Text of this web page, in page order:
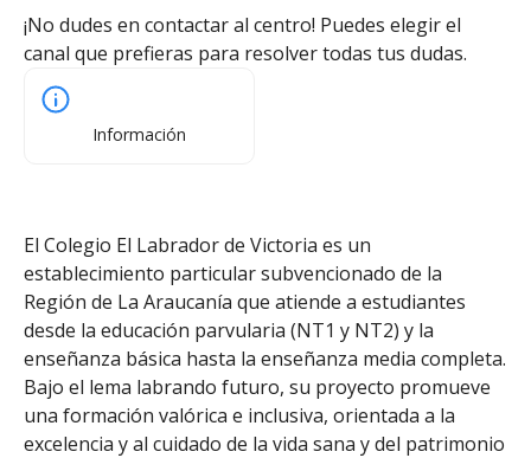
¡No dudes en contactar al centro! Puedes elegir el
canal que prefieras para resolver todas tus dudas.
Información
El Colegio El Labrador de Victoria es un
establecimiento particular subvencionado de la
Región de La Araucanía que atiende a estudiantes
desde la educación parvularia (NT1 y NT2) y la
enseñanza básica hasta la enseñanza media completa.
Bajo el lema labrando futuro, su proyecto promueve
una formación valórica e inclusiva, orientada a la
excelencia y al cuidado de la vida sana y del patrimonio